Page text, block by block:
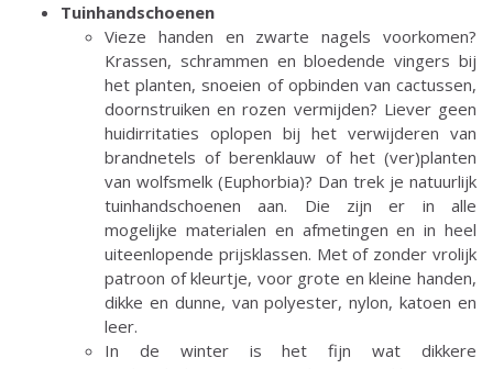
Tuinhandschoenen
Vieze handen en zwarte nagels voorkomen?
Krassen, schrammen en bloedende vingers bij
het planten, snoeien of opbinden van cactussen,
doornstruiken en rozen vermijden? Liever geen
huidirritaties oplopen bij het verwijderen van
brandnetels of berenklauw of het (ver)planten
van wolfsmelk (Euphorbia)? Dan trek je natuurlijk
tuinhandschoenen aan. Die zijn er in alle
mogelijke materialen en afmetingen en in heel
uiteenlopende prijsklassen. Met of zonder vrolijk
patroon of kleurtje, voor grote en kleine handen,
dikke en dunne, van polyester, nylon, katoen en
leer.
In de winter is het fijn wat dikkere